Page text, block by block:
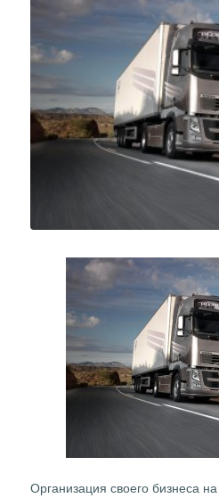
Организация своего бизнеса